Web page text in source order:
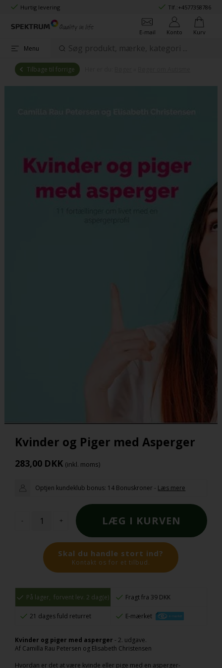
Hurtig levering Tlf.:+4577358786
E-mail Konto Kurv
Menu
Tilbage til forrige
Kvinder og Piger med Asperger
283,00 DKK (inkl. moms)
Optjen kundeklub bonus: 14 Bonuskroner - Læs mere
- +
Skal du handle stort ind?
Kontakt os for et tilbud.
På lager,forvent lev. 2 dag(e) Fragt fra 39 DKK
21 dages fuld returret E-mærket
Kvinder og piger med asperger - 2. udgave.
Af Camilla Rau Petersen og Elisabeth Christensen
Hvordan er det at være kvinde eller pige med en asperger-